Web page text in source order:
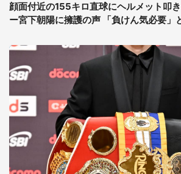
顔面付近の155キロ直球にヘルメット叩
ー宮下朝陽に擁護の声 「負けん気必要」